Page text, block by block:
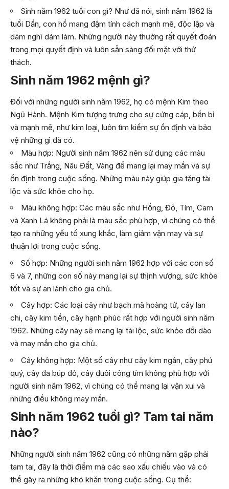
Sinh năm 1962 tuổi con gì? Như đã nói, sinh năm 1962 là
tuổi Dần, con hổ mang đậm tính cách mạnh mẽ, độc lập và
dám nghĩ dám làm. Những người này thường rất quyết đoán
trong mọi quyết định và luôn sẵn sàng đối mặt với thử
thách.
Sinh năm 1962 mệnh gì?
Đối với những người sinh năm 1962, họ có mệnh Kim theo
Ngũ Hành. Mệnh Kim tượng trưng cho sự cứng cáp, bền bỉ
và mạnh mẽ, như kim loại, luôn tìm kiếm sự ổn định và bảo
vệ những gì đã có.
Màu hợp: Người sinh năm 1962 nên sử dụng các màu
sắc như Trắng, Nâu Đất, Vàng để mang lại may mắn và sự
ổn định trong cuộc sống. Những màu này giúp gia tăng tài
lộc và sức khỏe cho họ.
Màu không hợp: Các màu sắc như Hồng, Đỏ, Tím, Cam
và Xanh Lá không phải là màu sắc phù hợp, vì chúng có thể
tạo ra những yếu tố xung khắc, làm giảm vận may và sự
thuận lợi trong cuộc sống.
Số hợp: Những người sinh năm 1962 hợp với các con số
6 và 7, những con số này mang lại sự thịnh vượng, sức khỏe
tốt và sự an lành cho gia chủ.
Cây hợp: Các loại cây như bạch mã hoàng tử, cây lan
chi, cây kim tiền, cây hạnh phúc rất hợp với người sinh năm
1962. Những cây này sẽ mang lại tài lộc, sức khỏe dồi dào
và may mắn cho gia chủ.
Cây không hợp: Một số cây như cây kim ngân, cây phú
quý, cây đa búp đỏ, cây đuôi công tím không phù hợp với
người sinh năm 1962, vì chúng có thể mang lại vận xui và
những điều không may mắn.
Sinh năm 1962 tuổi gì? Tam tai năm
nào?
Những người sinh năm 1962 cũng có những năm gặp phải
tam tai, đây là thời điểm mà các sao xấu chiếu vào và có
thể gây ra những khó khăn trong cuộc sống. Cụ thể: